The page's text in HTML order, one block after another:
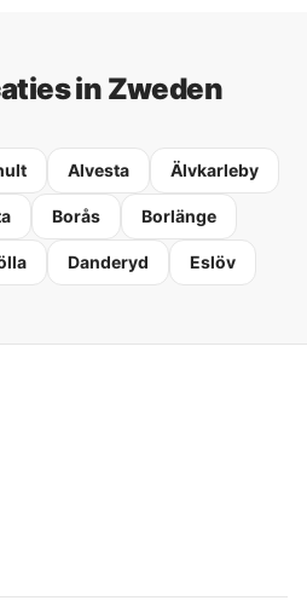
in Zweden
Alvesta Älvkarleby
Borås Borlänge
Danderyd Eslöv